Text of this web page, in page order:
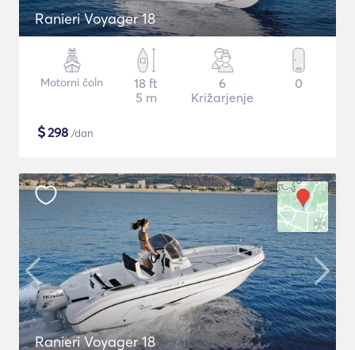
Ranieri Voyager 18
Motorni čoln
18 ft
5 m
6
Križarjenje
0
$298 /dan
Ranieri Voyager 18